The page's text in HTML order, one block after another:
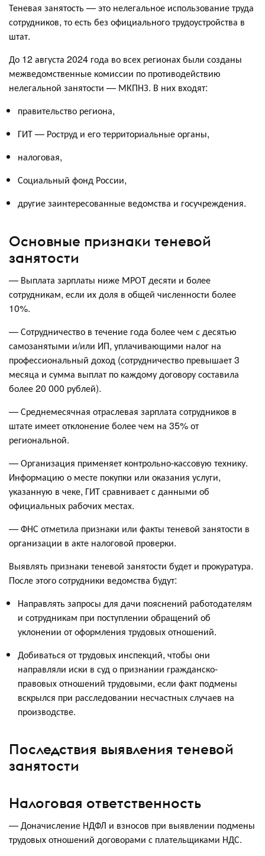
Теневая занятость — это нелегальное использование труда
сотрудников, то есть без официального трудоустройства в
штат.
До 12 августа 2024 года во всех регионах были созданы
межведомственные комиссии по противодействию
нелегальной занятости — МКПНЗ. В них входят:
правительство региона,
ГИТ — Роструд и его территориальные органы,
налоговая,
Социальный фонд России,
другие заинтересованные ведомства и госучреждения.
Основные признаки теневой
занятости
— Выплата зарплаты ниже МРОТ десяти и более
сотрудникам, если их доля в общей численности более
10%.
— Сотрудничество в течение года более чем с десятью
самозанятыми и/или ИП, уплачивающими налог на
профессиональный доход (сотрудничество превышает 3
месяца и сумма выплат по каждому договору составила
более 20 000 рублей).
— Среднемесячная отраслевая зарплата сотрудников в
штате имеет отклонение более чем на 35% от
региональной.
— Организация применяет контрольно-кассовую технику.
Информацию о месте покупки или оказания услуги,
указанную в чеке, ГИТ сравнивает с данными об
официальных рабочих местах.
— ФНС отметила признаки или факты теневой занятости в
организации в акте налоговой проверки.
Выявлять признаки теневой занятости будет и прокуратура.
После этого сотрудники ведомства будут:
Направлять запросы для дачи пояснений работодателям
и сотрудникам при поступлении обращений об
уклонении от оформления трудовых отношений.
Добиваться от трудовых инспекций, чтобы они
направляли иски в суд о признании гражданско-
правовых отношений трудовыми, если факт подмены
вскрылся при расследовании несчастных случаев на
производстве.
Последствия выявления теневой
занятости
Налоговая ответственность
— Доначисление НДФЛ и взносов при выявлении подмены
трудовых отношений договорами с плательщиками НДС.